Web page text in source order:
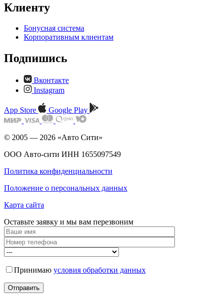
Клиенту
Бонусная система
Корпоративным клиентам
Подпишись
Вконтакте
Instagram
App Store Google Play
© 2005 — 2026 «Авто Сити»
ООО Авто-сити ИНН 1655097549
Политика конфиденциальности
Положение о персональных данных
Карта сайта
Оставьте заявку и мы вам перезвоним
Принимаю условия обработки данных